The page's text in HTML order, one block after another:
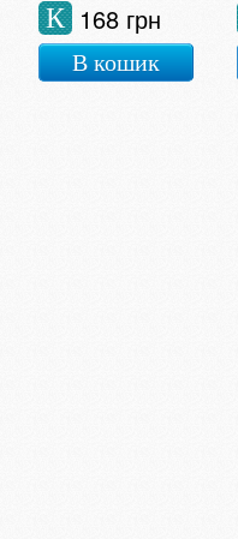
168 грн
К
В кошик